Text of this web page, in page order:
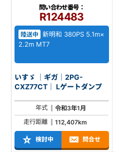
問い合わせ番号：
R124483
陸送中 新明和 380PS 5.1m×
2.2m MT7
いすゞ ｜ギガ｜2PG-
CXZ77CT｜ Lゲートダンプ
年式
令和3年1月
走行距離
112,407km
検討中 問合せ